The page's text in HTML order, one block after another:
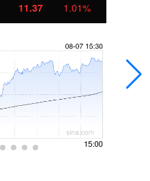
11.37 1.01%